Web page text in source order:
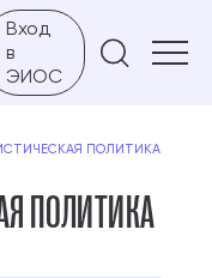
Вход
в
ЭИОС
Найти
ПОЛИТИКА
ПОЛИТИКА